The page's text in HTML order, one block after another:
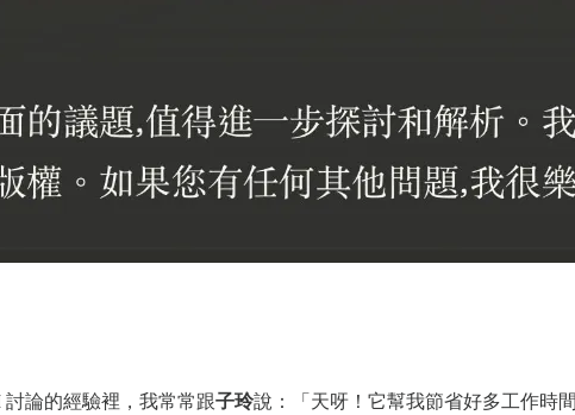
論的經驗裡，我常常跟子玲說：「天呀！它幫我節省好多工作時